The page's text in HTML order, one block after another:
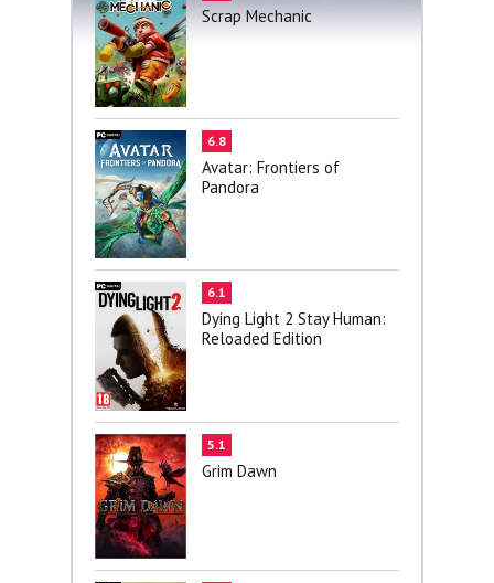
Scrap Mechanic
6.8
Avatar: Frontiers of
Pandora
6.1
Dying Light 2 Stay Human:
Reloaded Edition
5.1
Grim Dawn